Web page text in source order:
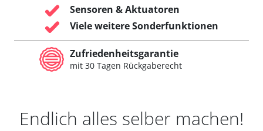
Sensoren & Aktuatoren
Viele weitere Sonderfunktionen
Zufriedenheitsgarantie
mit 30 Tagen Rückgaberecht
Endlich alles selber machen!